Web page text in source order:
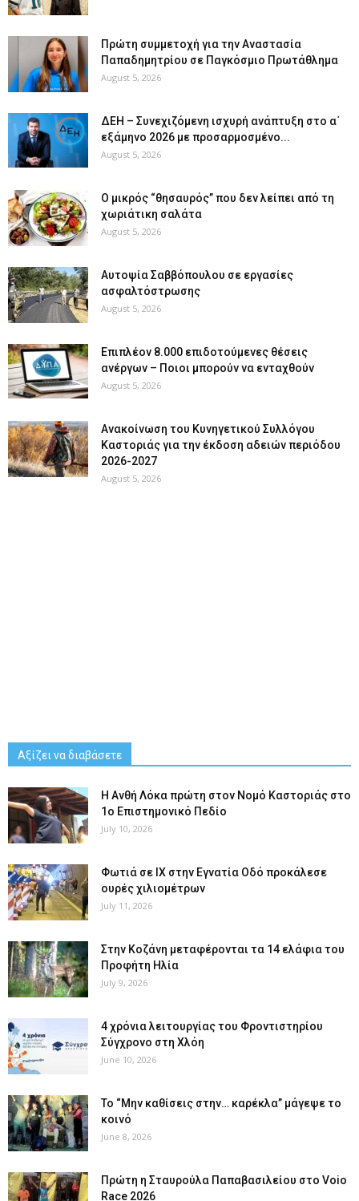
Πρώτη συμμετοχή για την Αναστασία
Παπαδημητρίου σε Παγκόσμιο Πρωτάθλημα
August 5, 2026
ΔΕΗ – Συνεχιζόμενη ισχυρή ανάπτυξη στο α΄
εξάμηνο 2026 με προσαρμοσμένο...
August 5, 2026
O μικρός “θησαυρός” που δεν λείπει από τη
χωριάτικη σαλάτα
August 5, 2026
Αυτοψία Σαββόπουλου σε εργασίες
ασφαλτόστρωσης
August 5, 2026
Επιπλέον 8.000 επιδοτούμενες θέσεις
ανέργων – Ποιοι μπορούν να ενταχθούν
August 5, 2026
Ανακοίνωση του Κυνηγετικού Συλλόγου
Καστοριάς για την έκδοση αδειών περιόδου
2026-2027
August 5, 2026
Αξίζει να διαβάσετε
Η Ανθή Λόκα πρώτη στον Νομό Καστοριάς στο
1ο Επιστημονικό Πεδίο
July 10, 2026
Φωτιά σε ΙΧ στην Εγνατία Οδό προκάλεσε
ουρές χιλιομέτρων
July 11, 2026
Στην Κοζάνη μεταφέρονται τα 14 ελάφια του
Προφήτη Ηλία
July 9, 2026
4 χρόνια λειτουργίας του Φροντιστηρίου
Σύγχρονο στη Χλόη
June 10, 2026
Το “Μην καθίσεις στην… καρέκλα” μάγεψε το
κοινό
June 8, 2026
Πρώτη η Σταυρούλα Παπαβασιλείου στο Voio
Race 2026